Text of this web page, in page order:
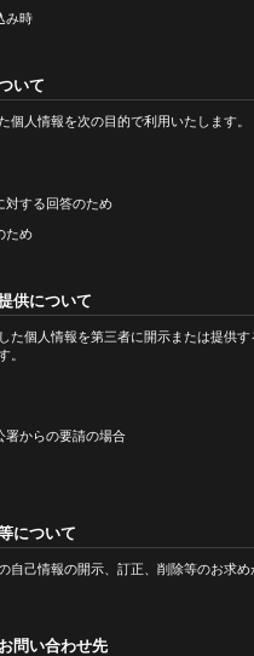
み時
いて
個人情報を次の目的で利用いたします。
対する回答のため
ため
供について
た個人情報を第三者に開示または提供す
。
署からの要請の場合
について
自己情報の開示、訂正、削除等のお求め
問い合わせ先